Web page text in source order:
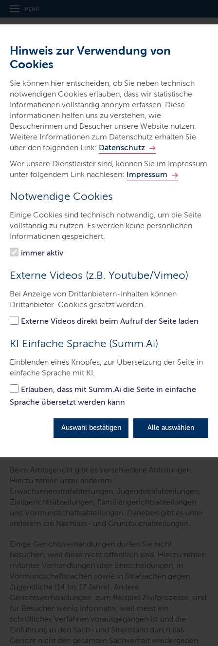
Hinweis zur Verwendung von
Cookies
Sie können hier entscheiden, ob Sie neben technisch
notwendigen Cookies erlauben, dass wir statistische
Informationen vollständig anonym erfassen. Diese
Informationen helfen uns zu verstehen, wie
Besucherinnen und Besucher unsere Website nutzen.
Weitere Informationen zum Datenschutz erhalten Sie
über den folgenden Link: Datenschutz
Wer unsere Dienstleister sind, können Sie im Impressum
unter folgendem Link nachlesen: Impressum
Notwendige Cookies
Einige Cookies sind technisch notwendig, um die Seite
vollständig zu nutzen. Es werden keine persönlichen
Informationen gespeichert.
immer aktiv
Externe Videos (z.B. Youtube/Vimeo)
Bei Anzeige von Drittanbietern-Inhalten können
Drittanbieter-Cookies gesetzt werden.
Externe Videos direkt beim Aufruf der Seite laden
KI Einfache Sprache (Summ.Ai)
Einblenden eines Knopfes, zur Übersetzung der Seite in
einfache Sprache mit KI.
Erlauben, dass mit Summ.Ai die Seite in einfache
Sprache übersetzt werden kann
Auswahl bestätigen Alle auswählen
MENÜ
Amtsgericht Itzehoe
Gerichte & Justizbehörden
Start
Das Gericht
Aufgaben
Besucher & Service
Ausbildung & Beruf
Kontakt
Besuch von
Gerichtsverhandlungen
LETZTE AKTUALISIERUNG: 01.03.2022
Allgemeine Hinweise zur Teilnahme an
Beim Amtsgericht gibt es verschiedene Abteilungen.
Hierzu zählen unter anderem
Erwachsenenstrafabteilungen, Jugendstrafabteilungen,
Zivilgerichtsabteilungen, Familiengerichtsabteilungen
und Vormundschaftsabteilungen. Daneben gibt es unter
anderem die Nachlass- und Grundbuchabteilungen.
Einige Gerichtsverhandlungen dürfen Sie nicht
besuchen, weil diese nicht öffentlich sind. Hierzu zählen
mitunter Verhandlungen über Ehescheidungen, in
Vormundschaftssachen sowie in Strafsachen gegen
Jugendliche (14 bis 17 Jahre). Andere
Gerichtsverhandlungen, zum Beispiel Zivilprozesse, sind
für Besucher wenig informativ, weil meist ein
schriftliches Verfahren vorausgegangen ist und die
Einführung in den Sach- und Streitstand durch das
Gericht nicht den gesamten Sachverhalt wiedergeben